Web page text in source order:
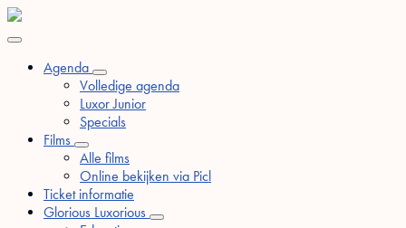
Agenda
Volledige agenda
Luxor Junior
Specials
Films
Alle films
Online bekijken via Picl
Ticket informatie
Glorious Luxorious